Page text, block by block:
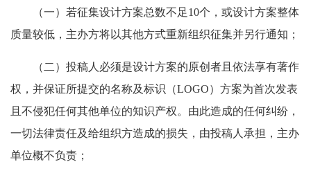
（一）若征集设计方案总数不足10个，或设计方案整体
质量较低，主办方将以其他方式重新组织征集并另行通知；
（二）投稿人必须是设计方案的原创者且依法享有著作
权，并保证所提交的名称及标识（LOGO）方案为首次发表
且不侵犯任何其他单位的知识产权。由此造成的任何纠纷，
一切法律责任及给组织方造成的损失，由投稿人承担，主办
单位概不负责；